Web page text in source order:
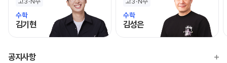
수학
김기현
수학
김성은
공지사항